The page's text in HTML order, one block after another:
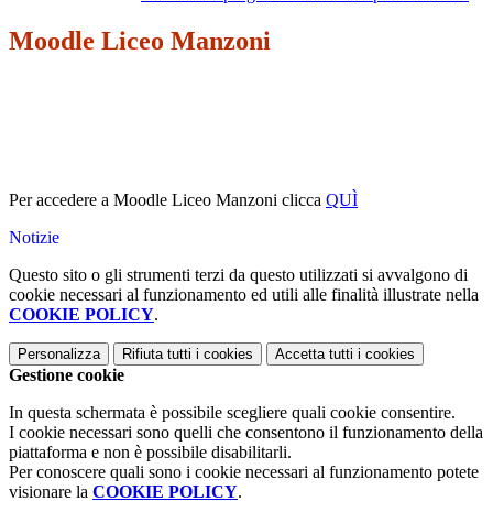
Moodle Liceo Manzoni
Per accedere a Moodle Liceo Manzoni clicca QUÌ
Notizie
Questo sito o gli strumenti terzi da questo utilizzati si avvalgono di
cookie necessari al funzionamento ed utili alle finalità illustrate nella
COOKIE POLICY.
Personalizza Rifiuta tutti i cookies Accetta tutti i cookies
Gestione cookie
In questa schermata è possibile scegliere quali cookie consentire.
I cookie necessari sono quelli che consentono il funzionamento della
piattaforma e non è possibile disabilitarli.
Per conoscere quali sono i cookie necessari al funzionamento potete
visionare la COOKIE POLICY.